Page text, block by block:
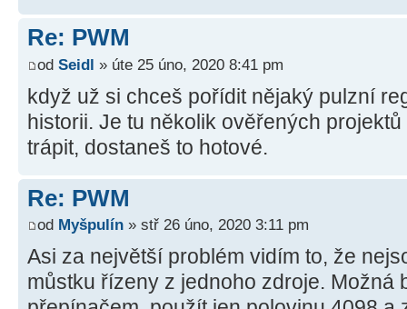
Re: PWM
od Seidl » úte 25 úno, 2020 8:41 pm
když už si chceš pořídit nějaký pulzní
historii. Je tu několik ověřených
trápit, dostaneš to hotové.
Re: PWM
od Myšpulín » stř 26 úno, 2020 3:11 pm
Asi za největší problém vidím to, že
můstku řízeny z jednoho zdroje. Možná